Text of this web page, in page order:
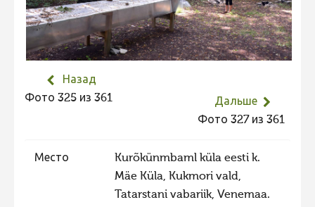
Не учитываются 2023
Видео 2023
Фотоконкурс 2022
Не учитываются 2022
Видео 2021
Назад
Фото 325 из 361
Дальше
Фото 327 из 361
Место
Kurõkünmbaml küla eesti k.
Mäe Küla, Kukmori vald,
Tatarstani vabariik, Venemaa.